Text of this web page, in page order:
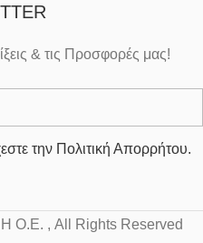
& τις Προσφορές μας!
την Πολιτική Απορρήτου.
, All Rights Reserved